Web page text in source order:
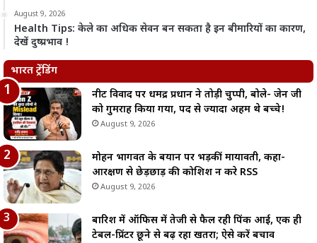
August 9, 2026
Health Tips: केले का अधिक सेवन बन सकता है इन बीमारियों का कारण,
देखें दुष्प्रभाव !
भारत ट्रेंडिंग
नीट विवाद पर धर्मेंद्र प्रधान ने तोड़ी चुप्पी, बोले- जेन जी
को गुमराह किया गया, पद से ज्यादा अहम थे बच्चे!
August 9, 2026
मोहन भागवत के बयान पर भड़कीं मायावती, कहा-
आरक्षण से छेड़छाड़ की कोशिश न करे RSS
August 9, 2026
बारिश में ऑफिस में तेजी से फैल रही पिंक आई, एक ही
टेबल-प्रिंटर छूने से बढ़ रहा खतरा; ऐसे करें बचाव